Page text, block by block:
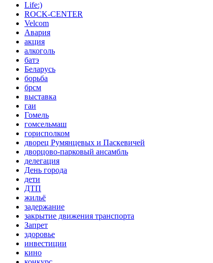
Life:)
ROCK-CENTER
Velcom
Авария
акция
алкоголь
батэ
Беларусь
борьба
брсм
выставка
гаи
Гомель
гомсельмаш
горисполком
дворец Румянцевых и Паскевичей
дворцово-парковый ансамбль
делегация
День города
дети
ДТП
жильё
задержание
закрытие движения транспорта
Запрет
здоровье
инвестиции
кино